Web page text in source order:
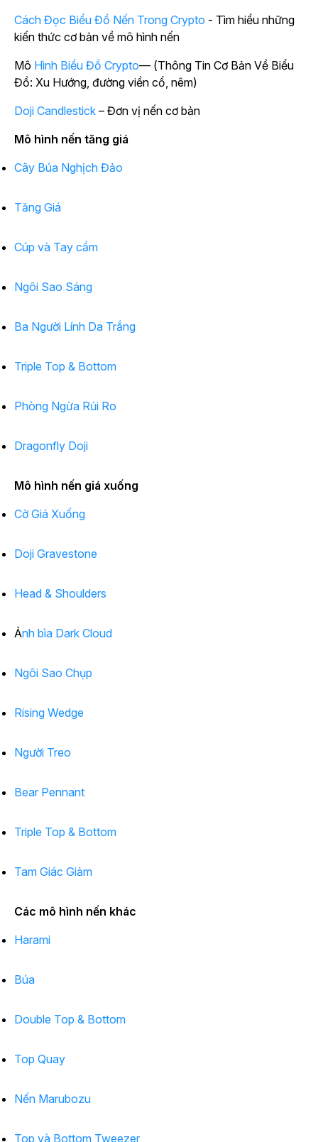
Cách Đọc Biểu Đồ Nến Trong Crypto - Tìm hiểu những
kiến thức cơ bản về mô hình nến
Mô Hình Biểu Đồ Crypto— (Thông Tin Cơ Bản Về Biểu
Đồ: Xu Hướng, đường viền cổ, nêm)
Doji Candlestick – Đơn vị nến cơ bản
Mô hình nến tăng giá
Cây Búa Nghịch Đảo
Tăng Giá
Cúp và Tay cầm
Ngôi Sao Sáng
Ba Người Lính Da Trắng
Triple Top & Bottom
Phòng Ngừa Rủi Ro
Dragonfly Doji
Mô hình nến giá xuống
Cờ Giá Xuống
Doji Gravestone
Head & Shoulders
Ảnh bìa Dark Cloud
Ngôi Sao Chụp
Rising Wedge
Người Treo
Bear Pennant
Triple Top & Bottom
Tam Giác Giảm
Các mô hình nến khác
Harami
Búa
Double Top & Bottom
Top Quay
Nến Marubozu
Top và Bottom Tweezer